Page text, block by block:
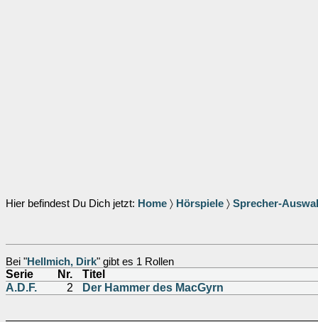
Hier befindest Du Dich jetzt: Home 〉 Hörspiele 〉 Sprecher-
Bei "Hellmich, Dirk" gibt es 1 Rollen
Serie Nr.
Titel
A.D.F.
2 Der Hammer des MacGyrn